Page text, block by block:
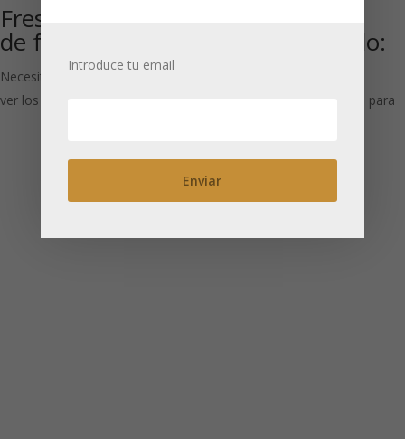
Fresa & Kiwi: Té
de frutas
Necesitas estar registrado para
ver los precios
Palacio de Hielo:
Necesitas estar registrado para
Introduce tu email